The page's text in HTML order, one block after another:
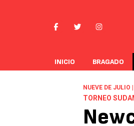
INICIO BRAGADO
NUEVE DE JULIO
TORNEO